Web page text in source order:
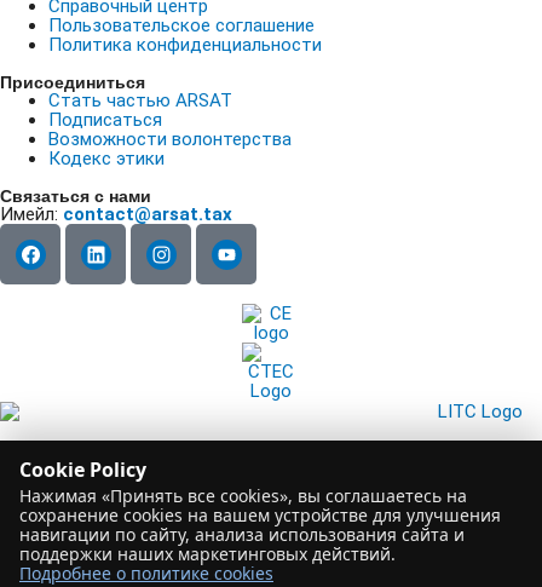
Справочный центр
Пользовательское соглашение
Политика конфиденциальности
Присоединиться
Стать частью ARSAT
Подписаться
Возможности волонтерства
Кодекс этики
Связаться с нами
Имейл: contact@arsat.tax
Cookie Policy
Нажимая «Принять все cookies», вы соглашаетесь на
сохранение cookies на вашем устройстве для улучшения
навигации по сайту, анализа использования сайта и
поддержки наших маркетинговых действий.
Подробнее о политике cookies
@2026 ARSAT. Все права защищены.
Оставить отзыв